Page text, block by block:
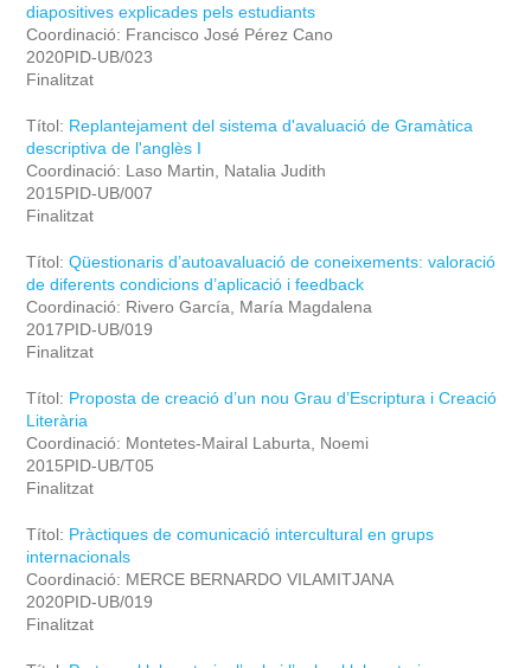
diapositives explicades pels estudiants
Coordinació: Francisco José Pérez Cano
2020PID-UB/023
Finalitzat
Títol: Replantejament del sistema d'avaluació de Gramàtica
descriptiva de l'anglès I
Coordinació: Laso Martin, Natalia Judith
2015PID-UB/007
Finalitzat
Títol: Qüestionaris d’autoavaluació de coneixements: valoració
de diferents condicions d’aplicació i feedback
Coordinació: Rivero García, María Magdalena
2017PID-UB/019
Finalitzat
Títol: Proposta de creació d’un nou Grau d’Escriptura i Creació
Literària
Coordinació: Montetes-Mairal Laburta, Noemi
2015PID-UB/T05
Finalitzat
Títol: Pràctiques de comunicació intercultural en grups
internacionals
Coordinació: MERCE BERNARDO VILAMITJANA
2020PID-UB/019
Finalitzat